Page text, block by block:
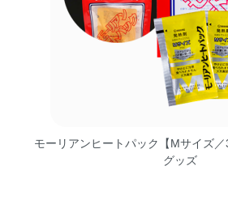
モーリアンヒートパック【Mサイズ
グッズ